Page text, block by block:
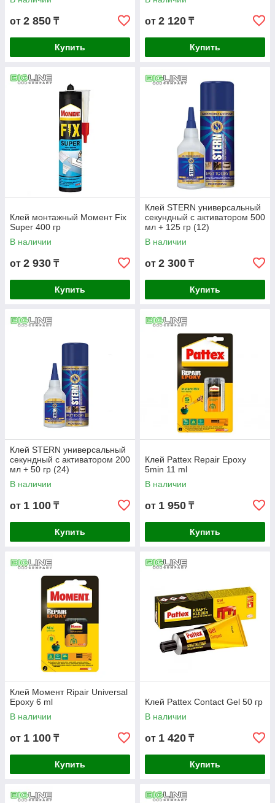
от 2 850 ₸
Купить
от 2 120 ₸
Купить
Клей монтажный Момент Fix
Super 400 гр
В наличии
от 2 930 ₸
Купить
Клей STERN универсальный
секундный с активатором 500
мл + 125 гр (12)
В наличии
от 2 300 ₸
Купить
Клей STERN универсальный
секундный с активатором 200
мл + 50 гр (24)
В наличии
от 1 100 ₸
Купить
Клей Pattex Repair Epoxy
5min 11 ml
В наличии
от 1 950 ₸
Купить
Клей Момент Ripair Universal
Epoxy 6 ml
В наличии
от 1 100 ₸
Купить
Клей Pattex Contact Gel 50 гр
В наличии
от 1 420 ₸
Купить